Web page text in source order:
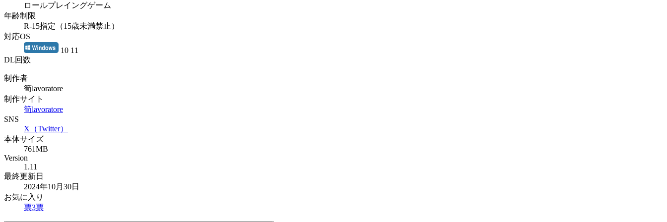
ロールプレイングゲーム
年齢制限
R-15指定（15歳未満禁止）
対応OS
10 11
DL回数
制作者
筍lavoratore
制作サイト
筍lavoratore
SNS
X（Twitter）
本体サイズ
761MB
Version
1.11
最終更新日
2024年10月30日
お気に入り
票3票